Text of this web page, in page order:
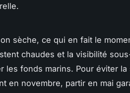
sèche, ce qui en fait le
chaudes et la visibilité
les fonds marins. Pour éviter la
en novembre, partir en mai